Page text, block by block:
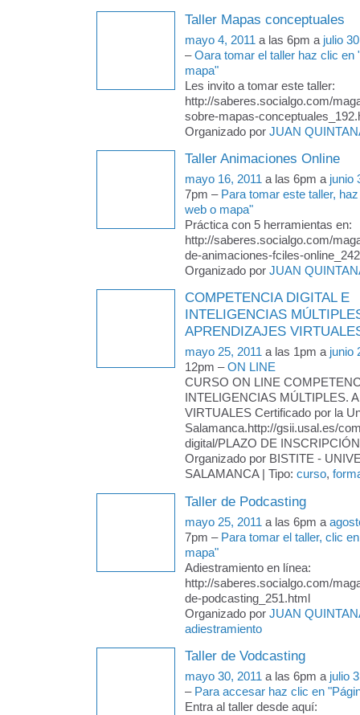
Taller Mapas conceptuales
mayo 4, 2011 a las 6pm a julio
–Oara tomar el taller haz clic en
mapa"
Les invito a tomar este taller:
http://saberes.socialgo.com/
sobre-mapas-
Organizado por JUAN
Taller Animaciones Online
mayo 16, 2011 a las 6pm a junio
7pm – Para tomar este taller,
web o mapa"
Práctica con 5 herramientas en:
http://saberes.socialgo.com/
de-animaciones-fciles-
Organizado por JUAN
COMPETENCIA DIGITAL E
INTELIGENCIAS
APRENDIZAJES
mayo 25, 2011 a las 1pm a junio
12pm –ON LINE
CURSO ON LINE
INTELIGENCIAS MÚLTIPLES.
VIRTUALES Certificado por la
Salamanca.http://gsii.usal.es/
digital/PLAZO DE
Organizado por BISTITE -
SALAMANCA | Tipo: curso,
Taller de Podcasting
mayo 25, 2011 a las 6pm a
7pm – Para tomar el taller, clic
mapa"
Adiestramiento en línea:
http://saberes.socialgo.com/
de-podcasting_251.html
Organizado por JUAN
adiestramiento
Taller de Vodcasting
mayo 30, 2011 a las 6pm a julio
– Para accesar haz clic en
Entra al taller desde aquí: